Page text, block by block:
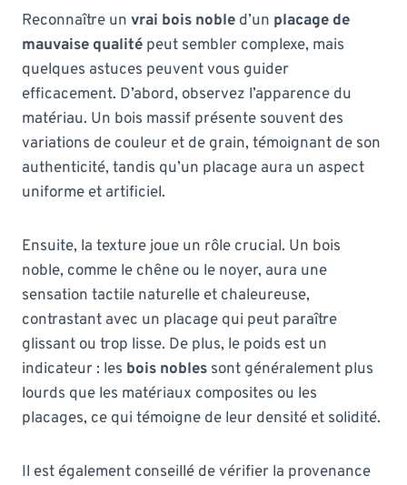
Reconnaître un vrai bois noble d’un placage de
mauvaise qualité peut sembler complexe, mais
quelques astuces peuvent vous guider
efficacement. D’abord, observez l’apparence du
matériau. Un bois massif présente souvent des
variations de couleur et de grain, témoignant de son
authenticité, tandis qu’un placage aura un aspect
uniforme et artificiel.
Ensuite, la texture joue un rôle crucial. Un bois
noble, comme le chêne ou le noyer, aura une
sensation tactile naturelle et chaleureuse,
contrastant avec un placage qui peut paraître
glissant ou trop lisse. De plus, le poids est un
indicateur : les bois nobles sont généralement plus
lourds que les matériaux composites ou les
placages, ce qui témoigne de leur densité et solidité.
Il est également conseillé de vérifier la provenance